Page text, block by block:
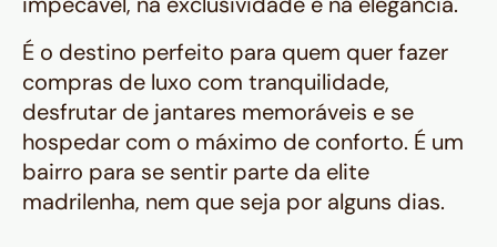
É o destino perfeito para quem quer fazer
compras de luxo com tranquilidade,
desfrutar de jantares memoráveis e se
hospedar com o máximo de conforto. É um
bairro para se sentir parte da elite
madrilenha, nem que seja por alguns dias.